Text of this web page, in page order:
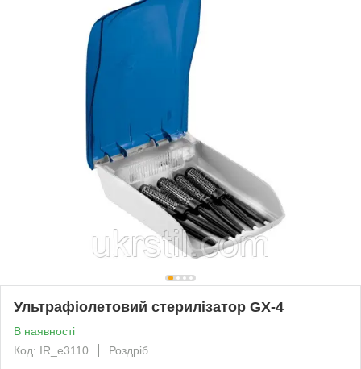
Ультрафіолетовий стерилізатор GX-4
В наявності
Код: IR_e3110
Роздріб